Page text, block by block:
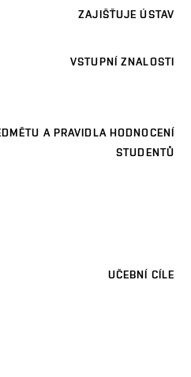
ZAJIŠŤUJE ÚSTAV
VSTUPNÍ ZNALOSTI
A PRAVIDLA HODNOCENÍ
STUDENTŮ
UČEBNÍ CÍLE